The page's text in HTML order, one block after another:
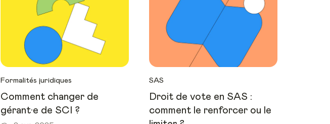
Formalités juridiques
Comment changer de
gérant·e de SCI ?
SAS
Droit de vote en SAS :
comment le renforcer ou le